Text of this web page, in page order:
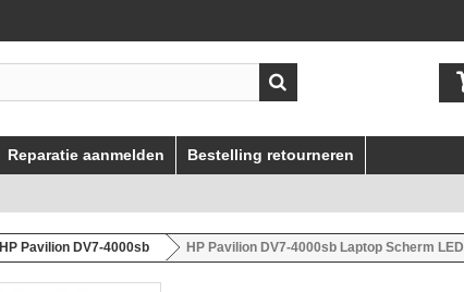
Reparatie aanmelden Bestelling retourneren
HP Pavilion DV7-4000sb HP Pavilion DV7-4000sb Laptop Scherm LED